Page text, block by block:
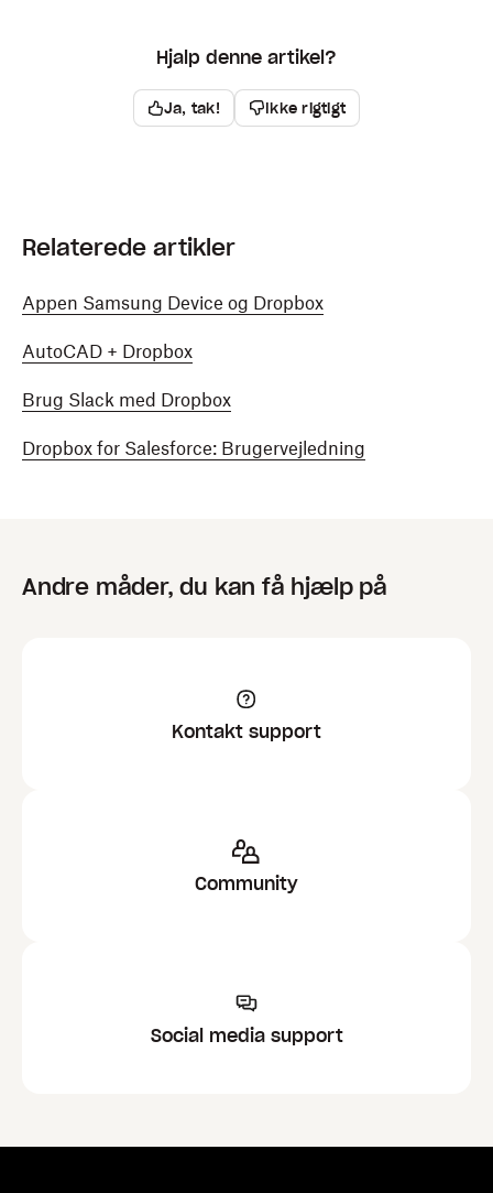
Hjalp denne artikel?
Ja, tak! Ikke rigtigt
Relaterede artikler
Appen Samsung Device og Dropbox
AutoCAD + Dropbox
Brug Slack med Dropbox
Dropbox for Salesforce: Brugervejledning
Andre måder, du kan få hjælp på
Kontakt support
Community
Social media support